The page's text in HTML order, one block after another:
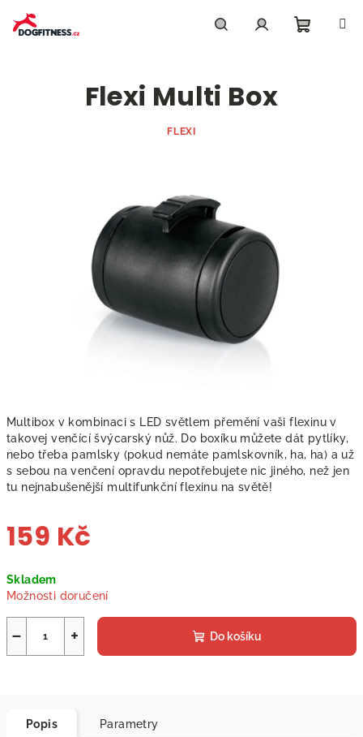
obsah
Multibox v kombinaci s LED světlem přemění vaši flexinu v
takovej venčící švýcarský nůž. Do boxíku můžete dát pytlíky,
nebo třeba pamlsky (pokud nemáte pamlskovník, ha, ha) a už
s sebou na venčení opravdu nepotřebujete nic jiného, než jen
tu nejnabušenější multifunkční flexinu na světě!
159 Kč
cena:
Skladem
Možnosti doručení
+
− Do košíku
Flexi Multi Box
FLEXI
Popis Parametry